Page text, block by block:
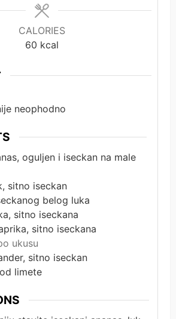
CALORIES
60 kcal
neophodno
oguljen i iseckan na male
sitno iseckan
belog luka
sitno iseckana
sitno iseckana
ukusu
sitno iseckan
limete